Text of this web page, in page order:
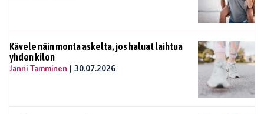
Kävele näin monta askelta, jos haluat laihtua
yhden kilon
Janni Tamminen | 30.07.2026